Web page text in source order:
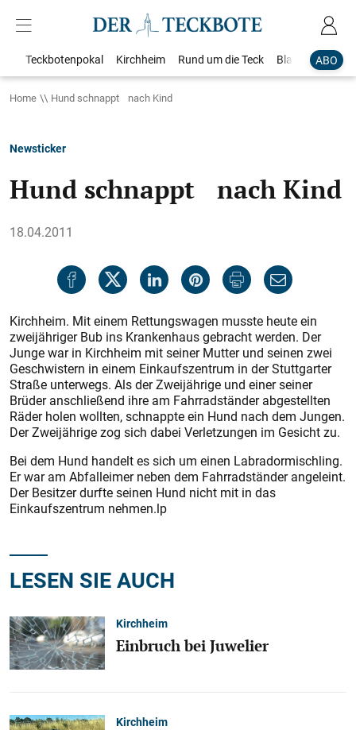
ABO
Teckbotenpokal Kirchheim Rund um die Teck Blaulicht
Home Hund schnappt nach Kind
Newsticker
Hund schnappt nach Kind
18.04.2011
Kirchheim. Mit einem Rettungswagen musste heute ein
zweijähriger Bub ins Krankenhaus gebracht werden. Der
Junge war in Kirchheim mit seiner Mutter und seinen zwei
Geschwistern in einem Einkaufszentrum in der Stuttgarter
Straße unterwegs. Als der Zweijährige und einer seiner
Brüder anschließend ihre am Fahrradständer abgestellten
Räder holen wollten, schnappte ein Hund nach dem Jungen.
Der Zweijährige zog sich dabei Verletzungen im Gesicht zu.
Bei dem Hund handelt es sich um einen Labradormischling.
Er war am Abfalleimer neben dem Fahrradständer angeleint.
Der Besitzer durfte seinen Hund nicht mit in das
Einkaufszentrum nehmen.lp
LESEN SIE AUCH
Kirchheim
Einbruch bei Juwelier
Kirchheim